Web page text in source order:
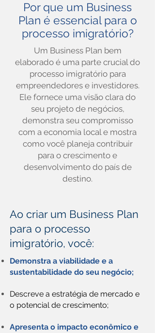
Por que um Business
Plan é essencial para o
processo imigratório?
Um Business Plan bem
elaborado é uma parte crucial do
processo imigratório para
empreendedores e investidores.
Ele fornece uma visão clara do
seu projeto de negócios,
demonstra seu compromisso
com a economia local e mostra
como você planeja contribuir
para o crescimento e
desenvolvimento do país de
destino.
Ao criar um Business Plan
para o processo
imigratório, você:
Demonstra a viabilidade e a
sustentabilidade do seu negócio;
Descreve a estratégia de mercado e
o potencial de crescimento;
Apresenta o impacto econômico e